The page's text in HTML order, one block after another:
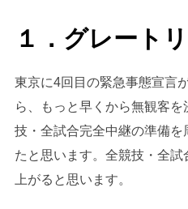
１．グレート
東京に4回目の緊急事態宣言
ら、もっと早くから無観客
技・全試合完全中継の準備
たと思います。全競技・全試
上がると思います。